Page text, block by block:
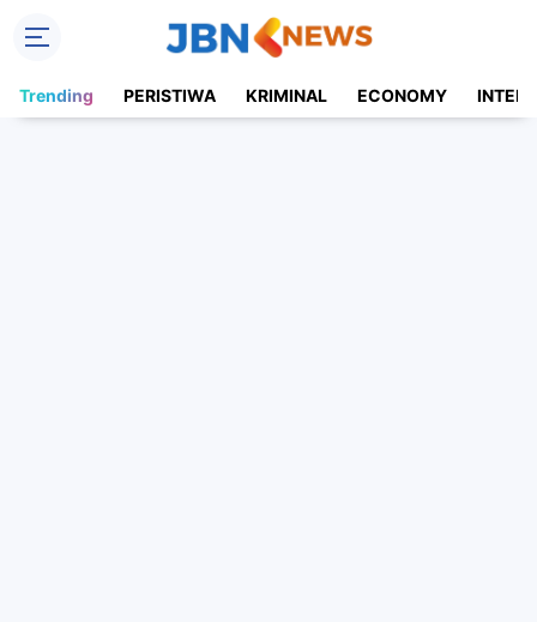
Trending PERISTIWA KRIMINAL ECONOMY